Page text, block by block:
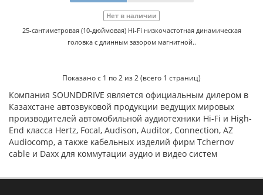
Нет в наличии
25-сантиметровая (10-дюймовая) Hi-Fi низкочастотная динамическая
головка с длинным зазором магнитной..
Показано с 1 по 2 из 2 (всего 1 страниц)
Компания SOUNDDRIVE является официальным дилером в
Казахстане автозвуковой продукции ведущих мировых
производителей автомобильной аудиотехники Hi-Fi и High-
End класса Hertz, Focal, Audison, Auditor, Connection, AZ
Audiocomp, а также кабельных изделий фирм Tchernov
cable и Daxx для коммутации аудио и видео систем